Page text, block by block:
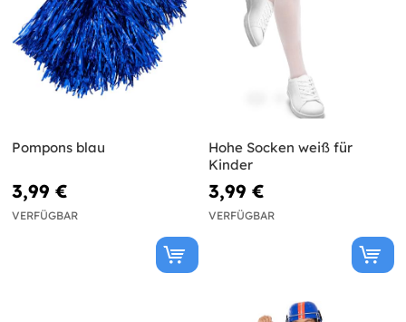
Pompons blau
3,99 €
VERFÜGBAR
Hohe Socken weiß für
Kinder
3,99 €
VERFÜGBAR